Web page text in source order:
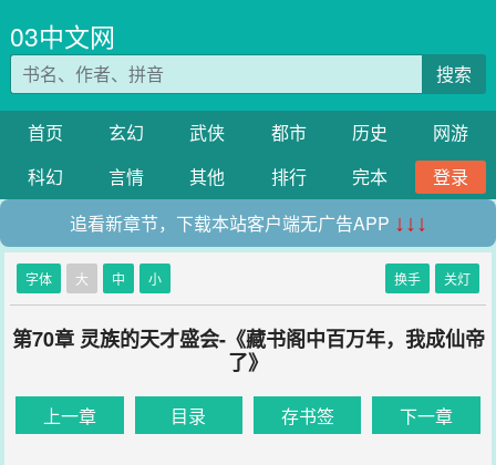
03中文网
搜索
首页 玄幻 武侠 都市 历史
网游
科幻
言情 其他 排行 完本
登录
追看新章节，下载本站客户端无广告APP ↓↓↓
字体 大 中 小 换手 关灯
第70章 灵族的天才盛会-《藏书阁中百万年，我成仙帝
了》
上一章 目录 存书签 下一章